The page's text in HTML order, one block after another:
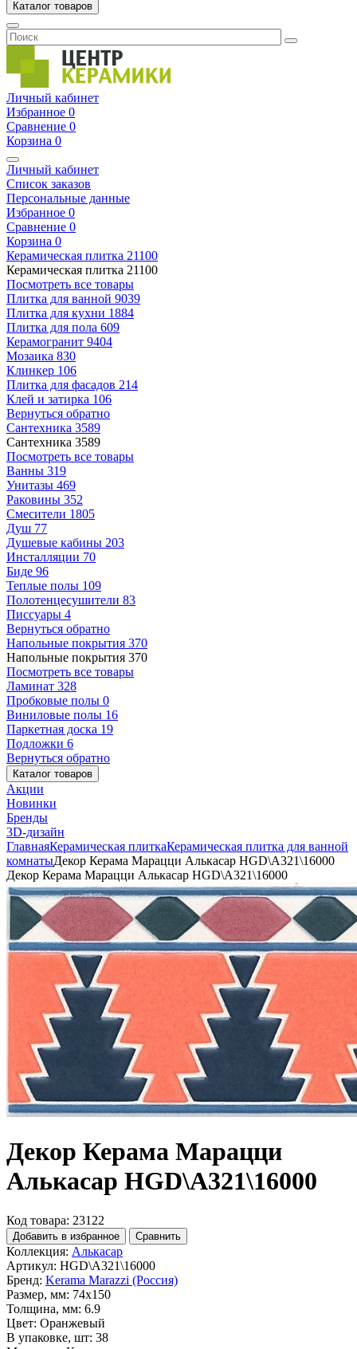
Каталог товаров
Личный кабинет
Избранное 0
Сравнение 0
Корзина 0
Личный кабинет
Список заказов
Персональные данные
Избранное 0
Сравнение 0
Корзина 0
Керамическая плитка 21100
Керамическая плитка 21100
Посмотреть все товары
Плитка для ванной 9039
Плитка для кухни 1884
Плитка для пола 609
Керамогранит 9404
Мозаика 830
Клинкер 106
Плитка для фасадов 214
Клей и затирка 106
Вернуться обратно
Сантехника 3589
Сантехника 3589
Посмотреть все товары
Ванны 319
Унитазы 469
Раковины 352
Смесители 1805
Душ 77
Душевые кабины 203
Инсталляции 70
Биде 96
Теплые полы 109
Полотенцесушители 83
Писсуары 4
Вернуться обратно
Напольные покрытия 370
Напольные покрытия 370
Посмотреть все товары
Ламинат 328
Пробковые полы 0
Виниловые полы 16
Паркетная доска 19
Подложки 6
Вернуться обратно
Каталог товаров
Акции
Новинки
Бренды
3D-дизайн
ГлавнаяКерамическая плиткаКерамическая плитка для ванной
комнатыДекор Керама Марацци Алькасар HGD\A321\16000
Декор Керама Марацци Алькасар HGD\A321\16000
Декор Керама Марацци
Алькасар HGD\A321\16000
Код товара: 23122
Добавить в избранное Сравнить
Коллекция: Алькасар
Артикул: HGD\A321\16000
Бренд: Kerama Marazzi (Россия)
Размер, мм: 74x150
Толщина, мм: 6.9
Цвет: Оранжевый
В упаковке, шт: 38